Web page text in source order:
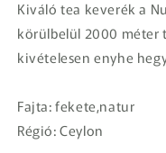
Kiváló tea keverék a
körülbelül 2000 méter
kivételesen enyhe
Fajta: fekete,natur
Régió: Ceylon